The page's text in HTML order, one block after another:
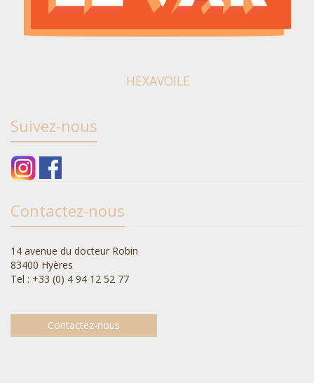
HEXAVOILE
Suivez-nous
Contactez-nous
14 avenue du docteur Robin
83400 Hyères
Tel : +33 (0) 4 94 12 52 77
Contactez-nous